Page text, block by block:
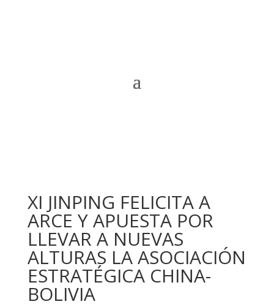
XI JINPING FELICITA A
ARCE Y APUESTA POR
LLEVAR A NUEVAS
ALTURAS LA ASOCIACIÓN
ESTRATÉGICA CHINA-
BOLIVIA